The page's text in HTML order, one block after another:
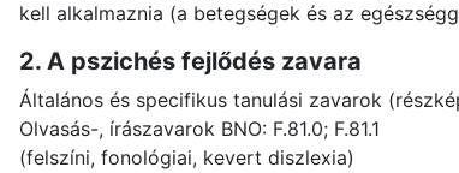
kell alkalmaznia (a betegségek és az
2. A pszichés fejlődés zavara
Általános és specifikus tanulási zavarok
Olvasás-, írászavarok BNO: F.81.0; F.81.1
(felszíni, fonológiai, kevert diszlexia)